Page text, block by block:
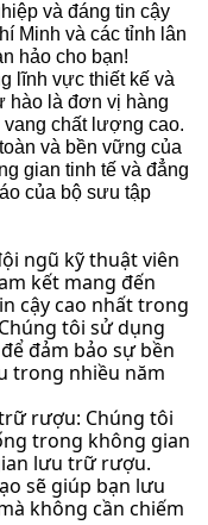
và đáng tin cậy
Minh và các tỉnh lân
hảo cho bạn!
lĩnh vực thiết kế và
hào là đơn vị hàng
chất lượng cao.
và bền vững của
gian tinh tế và đẳng
của bộ sưu tập
ngũ kỹ thuật viên
kết mang đến
cậy cao nhất trong
tôi sử dụng
đảm bảo sự bền
trong nhiều năm
rượu: Chúng tôi
trong không gian
lưu trữ rượu.
sẽ giúp bạn lưu
không cần chiếm